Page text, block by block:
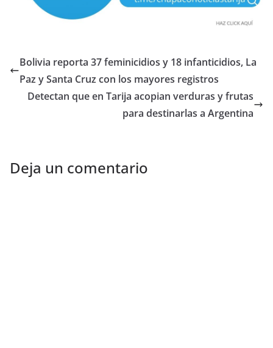
Bolivia reporta 37 feminicidios y 18 infanticidios, La
Paz y Santa Cruz con los mayores registros
Detectan que en Tarija acopian verduras y frutas
para destinarlas a Argentina
Deja un comentario